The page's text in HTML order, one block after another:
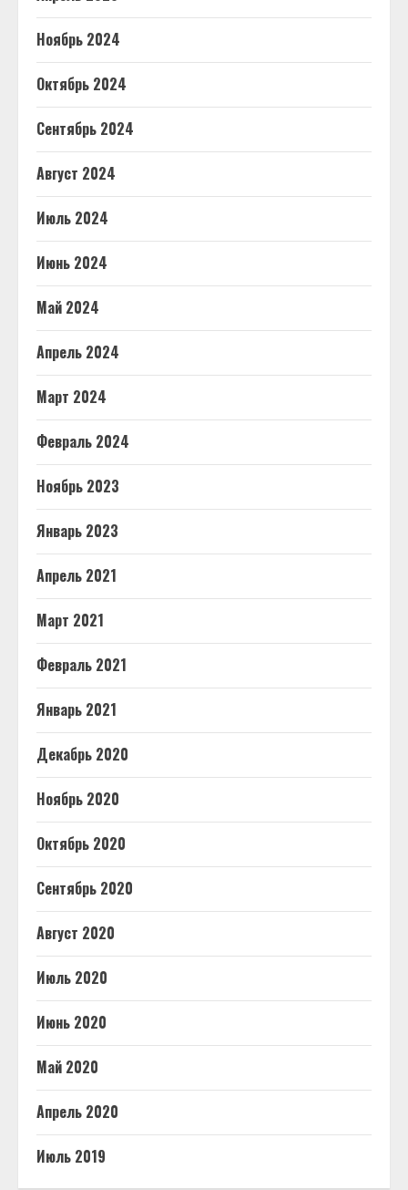
Ноябрь 2024
Октябрь 2024
Сентябрь 2024
Август 2024
Июль 2024
Июнь 2024
Май 2024
Апрель 2024
Март 2024
Февраль 2024
Ноябрь 2023
Январь 2023
Апрель 2021
Март 2021
Февраль 2021
Январь 2021
Декабрь 2020
Ноябрь 2020
Октябрь 2020
Сентябрь 2020
Август 2020
Июль 2020
Июнь 2020
Май 2020
Апрель 2020
Июль 2019